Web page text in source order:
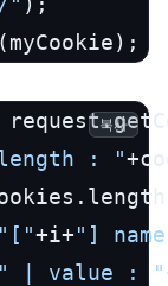
: "
"["+i+"]
" | value : "
복사